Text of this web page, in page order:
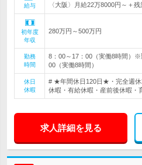
給与
〈大阪〉月給22万8000円～＋
初年度
年収
280万円～500万円
勤務
時間
8：00～17：00（実働8時間）※
00（実働8時間）
休日
休暇
# ★年間休日120日★・完全週休
休暇・有給休暇・産前後休暇・
求人詳細を見る